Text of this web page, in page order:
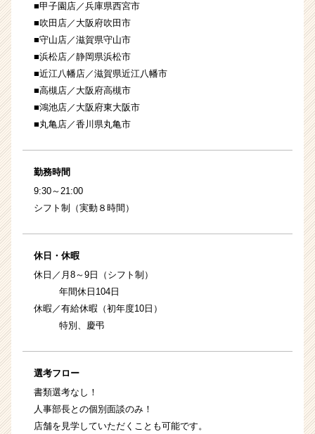
■甲子園店／兵庫県西宮市
■吹田店／大阪府吹田市
■守山店／滋賀県守山市
■浜松店／静岡県浜松市
■近江八幡店／滋賀県近江八幡市
■高槻店／大阪府高槻市
■鴻池店／大阪府東大阪市
■丸亀店／香川県丸亀市
勤務時間
9:30～21:00
シフト制（実動８時間）
休日・休暇
休日／月8～9日（シフト制）
年間休日104日
休暇／有給休暇（初年度10日）
特別、慶弔
選考フロー
書類選考なし！
人事部長との個別面談のみ！
店舗を見学していただくことも可能です。